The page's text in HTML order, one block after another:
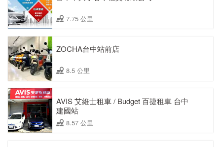
7.75 公里
ZOCHA台中站前店
8.5 公里
AVIS 艾維士租車 / Budget 百捷租車 台中
建國站
8.57 公里